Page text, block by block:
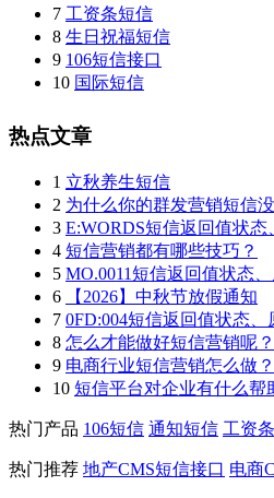
7 工资条短信
8 生日祝福短信
9 106短信接口
10 国际短信
热点文章
1 立秋养生短信
2 为什么你的群发营销短信
3 E:WORDS短信返回值状
4 短信营销都有哪些技巧？
5 MO.0011短信返回值状态
6
【2026】中秋节放假通知
7 0FD:004短信返回值状态
8 怎么才能做好短信营销呢？
9 电商行业短信营销怎么做？
10 短信平台对企业有什么帮
热门产品 106短信 通知短信 工资
热门推荐 地产CMS短信接口 电商